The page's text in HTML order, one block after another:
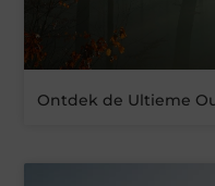
Ontdek de Ultieme